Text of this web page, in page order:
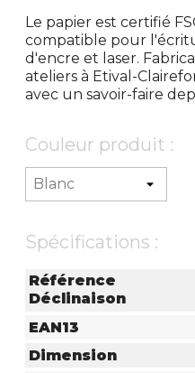
Le papier est certifié
compatible pour
d'encre et laser.
ateliers à Etival-
avec un savoir-faire
Couleur produit :
Spécifications :
Référence
Déclinaison
EAN13
Dimension